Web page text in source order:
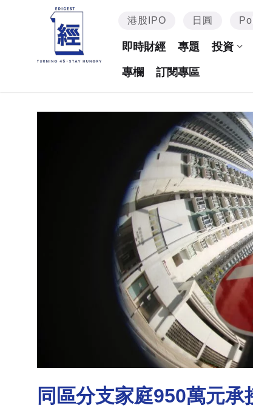
港股IPO 日圓
即時財經 專題 投資
專欄 訂閱專區
同區分支家庭950萬元